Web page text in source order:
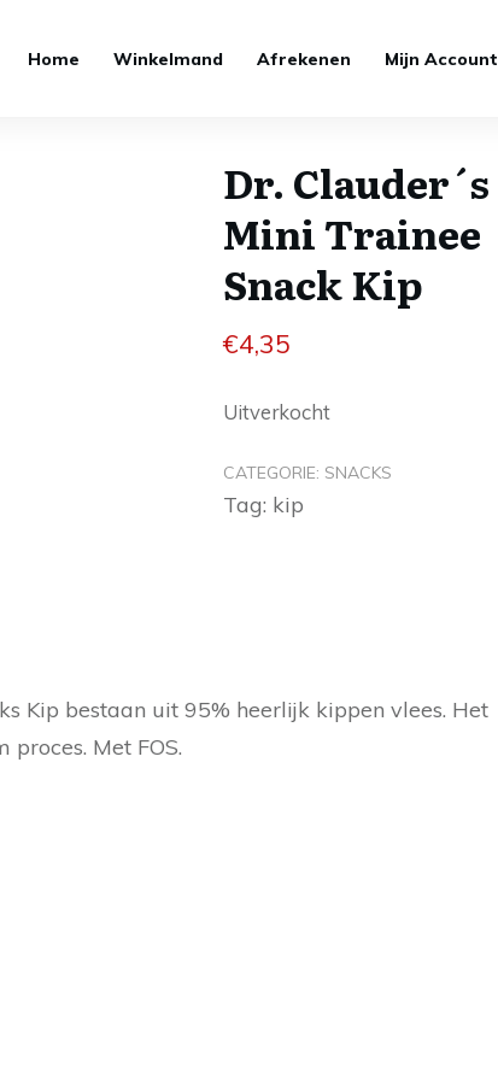
Home Winkelmand Afrekenen Mijn Account
Dr. Clauder´s
Mini Trainee
Snack Kip
€4,35
Uitverkocht
CATEGORIE: SNACKS
Tag: kip
Kip bestaan uit 95% heerlijk kippen vlees. Het
Met FOS.